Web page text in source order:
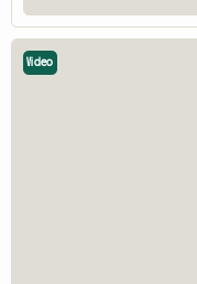
Video